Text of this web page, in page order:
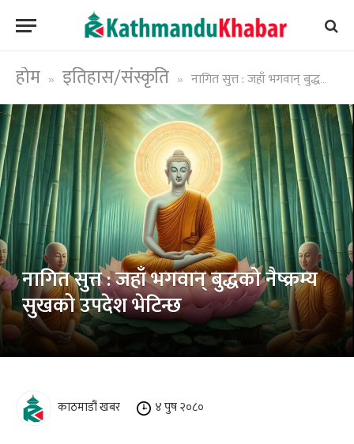
होम » इतिहास/संस्कृति » नागित सुत्त : जहाँ भगवान् बुद्धको नैष्क्रम्य सुखको उपदेश भेटिन्छ
नागित सुत्त : जहाँ भगवान् बुद्धको नैष्क्रम्य
सुखको उपदेश भेटिन्छ
काठमाडौं खबर ४ पुष २०८०